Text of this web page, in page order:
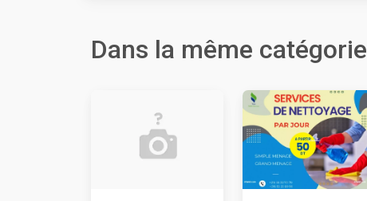
Dans la même catégorie